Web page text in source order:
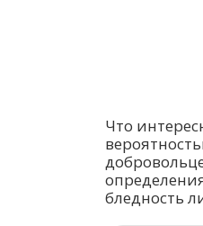
Что
бледность